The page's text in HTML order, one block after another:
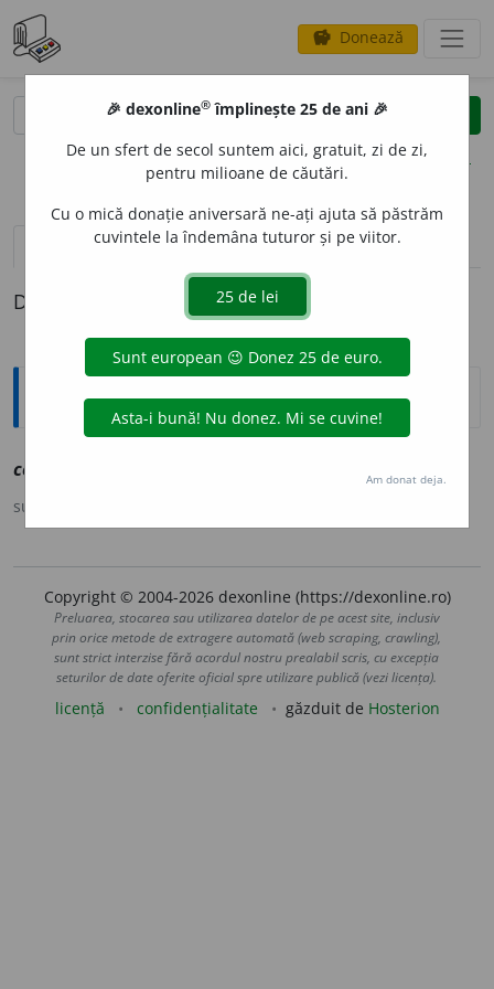
savings Donează
clear
opțiuni
definiții (1)
Definiția cu ID-ul 1073181:
Explicative DEX
comproment
sursa:
Copyright © 2004-2026 dexonline (https://dexonline.ro)
Preluarea, stocarea sau utilizarea datelor de pe acest site, inclusiv
prin orice metode de extragere automată (web scraping, crawling),
sunt strict interzise fără acordul nostru prealabil scris, cu excepția
seturilor de date oferite oficial spre utilizare publică (vezi licența).
licență confidențialitate găzduit de Hosterion
🎉 dexonline® împlinește 25 de ani 🎉
De un sfert de secol suntem aici, gratuit, zi de zi,
pentru milioane de căutări.
Cu o mică donație aniversară ne-ați ajuta să păstrăm
cuvintele la îndemâna tuturor și pe viitor.
Am donat deja.